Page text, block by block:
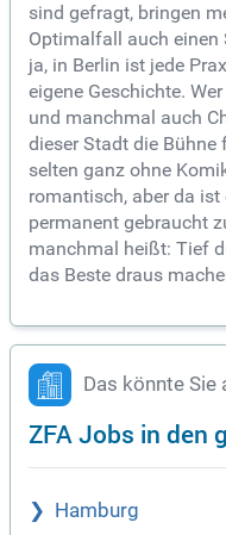
sind gefragt, bringen
Optimalfall auch einen
ja, in Berlin ist jede
eigene Geschichte.
und manchmal auch
dieser Stadt die
selten ganz ohne
romantisch, aber da
permanent gebraucht
manchmal heißt: Tief
das Beste draus
Das könnte Sie
ZFA Jobs in den
Hamburg